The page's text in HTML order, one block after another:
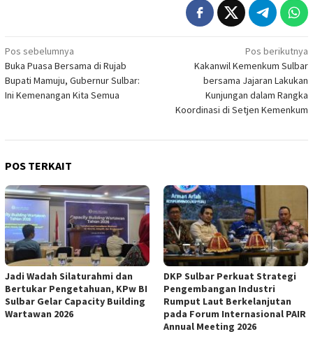
Navigasi
pos
Pos sebelumnya
Buka Puasa Bersama di Rujab
Bupati Mamuju, Gubernur Sulbar:
Ini Kemenangan Kita Semua
Pos berikutnya
Kakanwil Kemenkum Sulbar
bersama Jajaran Lakukan
Kunjungan dalam Rangka
Koordinasi di Setjen Kemenkum
POS TERKAIT
Jadi Wadah Silaturahmi dan
Bertukar Pengetahuan, KPw BI
Sulbar Gelar Capacity Building
Wartawan 2026
DKP Sulbar Perkuat Strategi
Pengembangan Industri
Rumput Laut Berkelanjutan
pada Forum Internasional PAIR
Annual Meeting 2026